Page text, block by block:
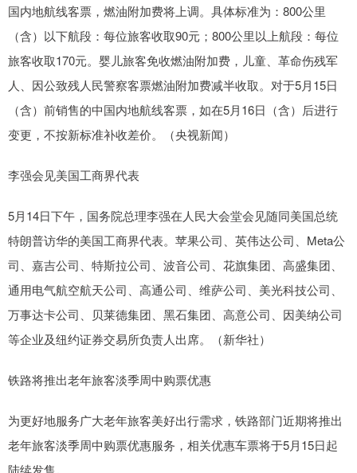
国内地航线客票，燃油附加费将上调。具体标准为：800公里
（含）以下航段‌：每位旅客收取‌90元‌；‌800公里以上航段‌：每位
旅客收取‌170元‌。婴儿旅客免收燃油附加费，儿童、革命伤残军
人、因公致残人民警察客票燃油附加费减半收取。对于5月15日
（含）前销售的中国内地航线客票，如在5月16日（含）后进行
变更，不按新标准补收差价。（央视新闻）
李强会见美国工商界代表
5月14日下午，国务院总理李强在人民大会堂会见随同美国总统
特朗普访华的美国工商界代表。苹果公司、英伟达公司、Meta公
司、嘉吉公司、特斯拉公司、波音公司、花旗集团、高盛集团、
通用电气航空航天公司、高通公司、维萨公司、美光科技公司、
万事达卡公司、贝莱德集团、黑石集团、高意公司、因美纳公司
等企业及纽约证券交易所负责人出席。（新华社）
铁路将推出老年旅客淡季周中购票优惠
为更好地服务广大老年旅客美好出行需求，铁路部门近期将推出
老年旅客淡季周中购票优惠服务，相关优惠车票将于5月15日起
陆续发售。